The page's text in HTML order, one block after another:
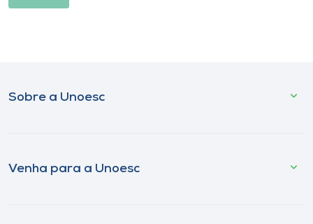
Sobre a Unoesc
Venha para a Unoesc